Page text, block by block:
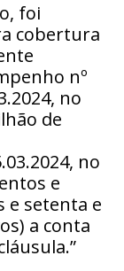
foi
cobertura
nº
no
de
no
e
e setenta e
a conta